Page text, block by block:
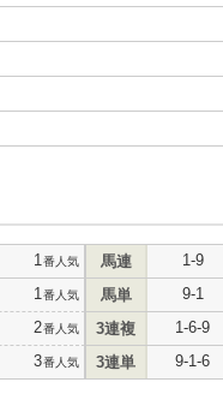
1 番人気
1 番人気
2番人気
3番人気
馬連 1-9
馬単 9-1
3連複 1-6-9
3連単 9-1-6